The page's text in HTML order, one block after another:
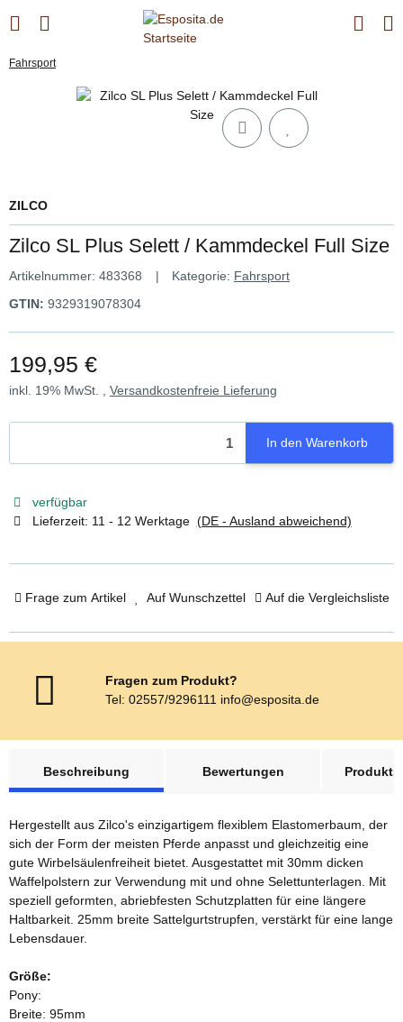
Fahrsport
ZILCO
Zilco SL Plus Selett / Kammdeckel Full Size
Artikelnummer: 483368 Kategorie: Fahrsport
GTIN: 9329319078304
199,95 €
inkl. 19% MwSt. , Versandkostenfreie Lieferung
In den Warenkorb
verfügbar
Lieferzeit: 11 - 12 Werktage (DE - Ausland abweichend)
Frage zum Artikel Auf Wunschzettel Auf die Vergleichsliste
Fragen zum Produkt?
Tel: 02557/9296111 info@esposita.de
Beschreibung
Bewertungen
Hergestellt aus Zilco's einzigartigem flexiblem Elastomerbaum, der
sich der Form der meisten Pferde anpasst und gleichzeitig eine
gute Wirbelsäulenfreiheit bietet. Ausgestattet mit 30mm dicken
Waffelpolstern zur Verwendung mit und ohne Selettunterlagen. Mit
speziell geformten, abriebfesten Schutzplatten für eine längere
Haltbarkeit. 25mm breite Sattelgurtstrupfen, verstärkt für eine lange
Lebensdauer.
Größe:
Pony:
Breite: 95mm